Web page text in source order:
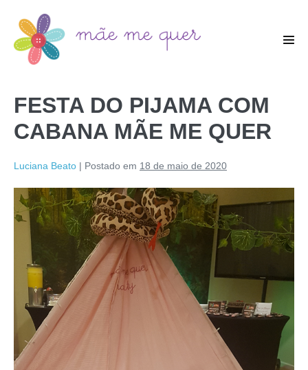
FESTA DO PIJAMA COM
CABANA MÃE ME QUER
Luciana Beato | Postado em 18 de maio de 2020